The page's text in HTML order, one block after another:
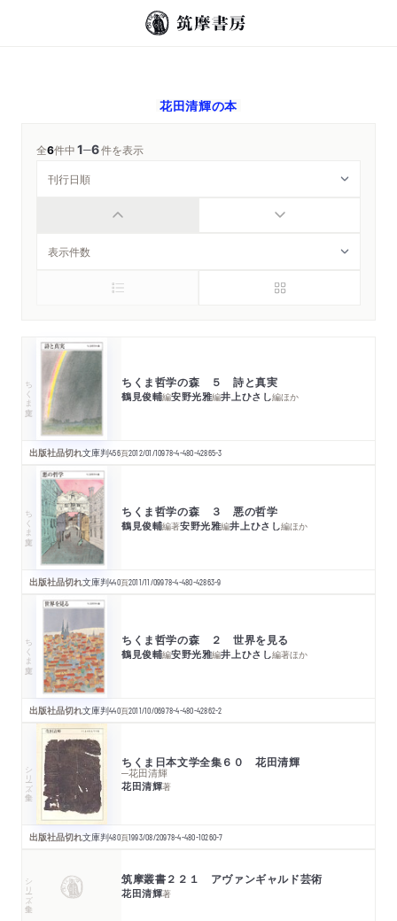
花田清輝の本
全6件中1─6件を表示
ちくま文庫 ちくま哲学の森 ５ 詩と真実
鶴見俊輔編安野光雅編井上ひさし編ほか
出版社品切れ文庫判456頁2012/01/10978-4-480-42865-3
ちくま文庫 ちくま哲学の森 ３ 悪の哲学
鶴見俊輔編著安野光雅編井上ひさし編ほか
出版社品切れ文庫判440頁2011/11/09978-4-480-42863-9
ちくま文庫 ちくま哲学の森 ２ 世界を見る
鶴見俊輔編安野光雅編井上ひさし編著ほか
出版社品切れ文庫判440頁2011/10/06978-4-480-42862-2
シリーズ・全集 ちくま日本文学全集６０ 花田清輝
─花田清輝
花田清輝著
出版社品切れ文庫判480頁1993/08/20978-4-480-10260-7
シリーズ・全集 筑摩叢書２２１ アヴァンギャルド芸術
花田清輝著